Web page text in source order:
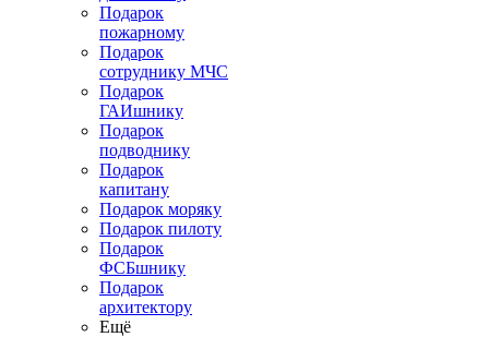
Подарок
пожарному
Подарок
сотруднику МЧС
Подарок
ГАИшнику
Подарок
подводнику
Подарок
капитану
Подарок моряку
Подарок пилоту
Подарок
ФСБшнику
Подарок
архитектору
Ещё